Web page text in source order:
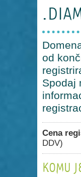
od
Spodaj
Cena
DDV)
KOMU